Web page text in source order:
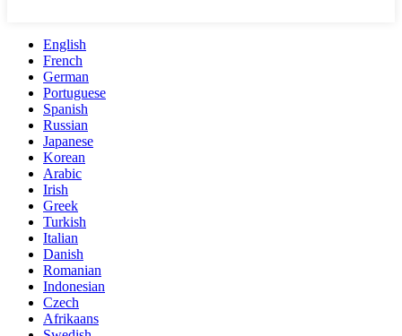
English
French
German
Portuguese
Spanish
Russian
Japanese
Korean
Arabic
Irish
Greek
Turkish
Italian
Danish
Romanian
Indonesian
Czech
Afrikaans